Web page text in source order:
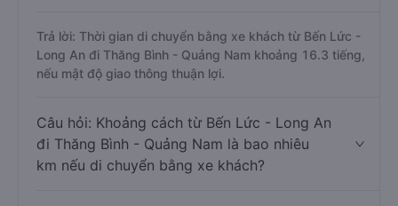
Trả lời: Thời gian di chuyển bằng xe khách từ Bến Lức -
Long An đi Thăng Bình - Quảng Nam khoảng 16.3 tiếng,
nếu mật độ giao thông thuận lợi.
Câu hỏi: Khoảng cách từ Bến Lức - Long An
đi Thăng Bình - Quảng Nam là bao nhiêu
km nếu di chuyển bằng xe khách?